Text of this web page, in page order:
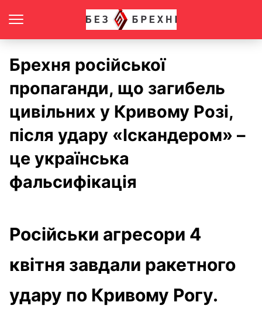
Брехня російської
пропаганди, що загибель
цивільних у Кривому Розі,
після удару «Іскандером» –
це українська
фальсифікація
Російськи агресори 4
квітня завдали ракетного
удару по Кривому Рогу.